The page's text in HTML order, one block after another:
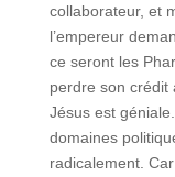
collaborateur, et
l’empereur
ce seront les
perdre son crédit
Jésus est
domaines
radicalement.